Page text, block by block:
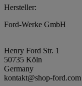
Hersteller:
Ford-Werke GmbH
Henry Ford Str. 1
50735 Köln
Germany
kontakt@shop-ford.com